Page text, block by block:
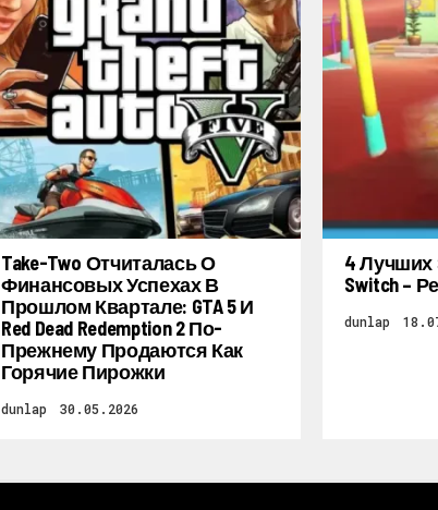
Take-Two Отчиталась О
Финансовых Успехах В
Прошлом Квартале: GTA 5 И
Red Dead Redemption 2 По-
Прежнему Продаются Как
Горячие Пирожки
dunlap 30.05.2026
4 Лучших
Switch –
dunlap